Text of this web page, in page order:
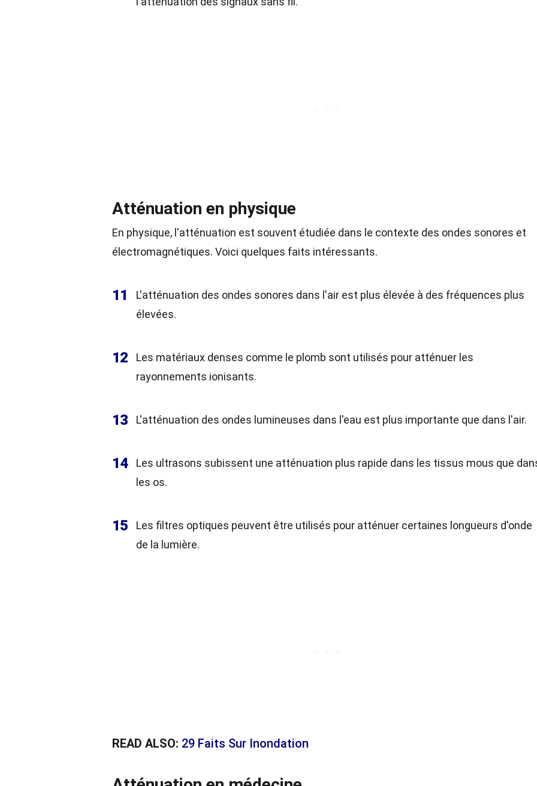
Atténuation en physique
En physique, l'atténuation est souvent étudiée dans le contexte des ondes sonores et
électromagnétiques. Voici quelques faits intéressants.
11
L'atténuation des ondes sonores dans l'air est plus élevée à des fréquences plus
élevées.
12
Les matériaux denses comme le plomb sont utilisés pour atténuer les
rayonnements ionisants.
13 L'atténuation des ondes lumineuses dans l'eau est plus importante que dans l'air.
14
Les ultrasons subissent une atténuation plus rapide dans les tissus mous que
les os.
15
Les filtres optiques peuvent être utilisés pour atténuer certaines longueurs d'onde
de la lumière.
READ ALSO: 29 Faits Sur Inondation